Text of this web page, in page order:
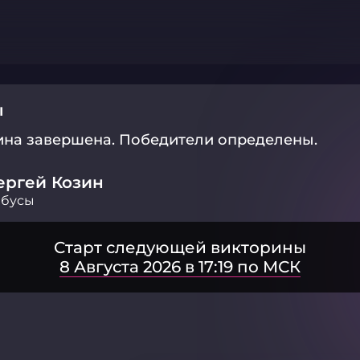
завершена. Победители определены.
Козин
Старт следующей викторины
8 Августа 2026 в 17:19 по МСК